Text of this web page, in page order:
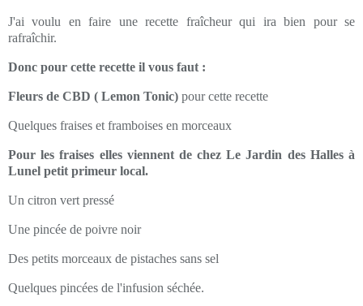
J'ai voulu en faire une recette fraîcheur qui ira bien pour se
rafraîchir.
Donc pour cette recette il vous faut :
Fleurs de CBD ( Lemon Tonic) pour cette recette
Quelques fraises et framboises en morceaux
Pour les fraises elles viennent de chez Le Jardin des Halles à
Lunel petit primeur local.
Un citron vert pressé
Une pincée de poivre noir
Des petits morceaux de pistaches sans sel
Quelques pincées de l'infusion séchée.